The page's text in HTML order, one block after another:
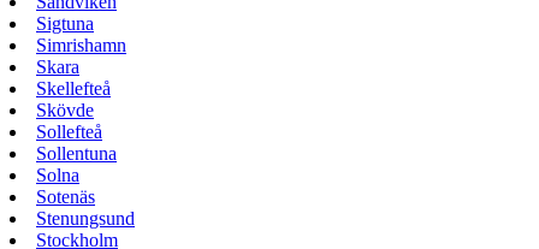
Sigtuna
Simrishamn
Skara
Skellefteå
Skövde
Sollefteå
Sollentuna
Solna
Sotenäs
Stenungsund
Stockholm